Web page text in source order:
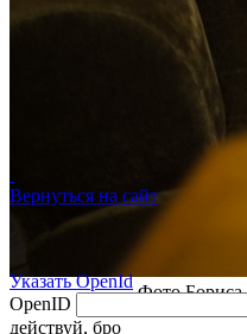
Вернуться на сайт
Указать OpenId
OpenID
действуй, бро
Фото Бориса